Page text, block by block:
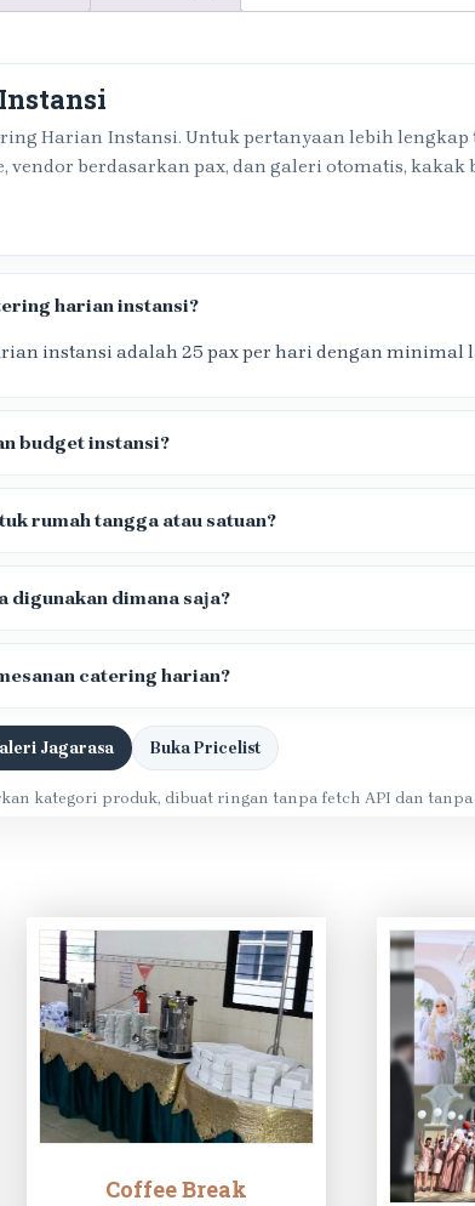
Harian Instansi. Untuk pertanyaan lebih
berdasarkan pax, dan galeri otomatis, kakak
harian instansi?
instansi adalah 25 pax per hari dengan minimal
budget instansi?
rumah tangga atau satuan?
digunakan dimana saja?
catering harian?
Jagarasa Buka Pricelist
kategori produk, dibuat ringan tanpa fetch API dan
Coffee Break